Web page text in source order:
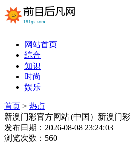
网站首页
综合
知识
时尚
娱乐
首页 > 热点
新澳门彩官方网站|(中国）新澳门彩
发布日期：2026-08-08 23:24:03
浏览次数：560